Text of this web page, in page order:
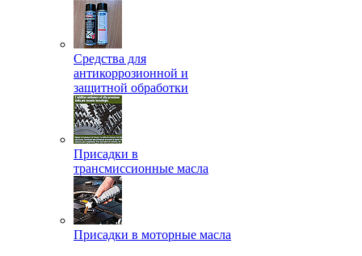
Средства для
антикоррозионной и
защитной обработки
Присадки в
трансмиссионные масла
Присадки в моторные масла